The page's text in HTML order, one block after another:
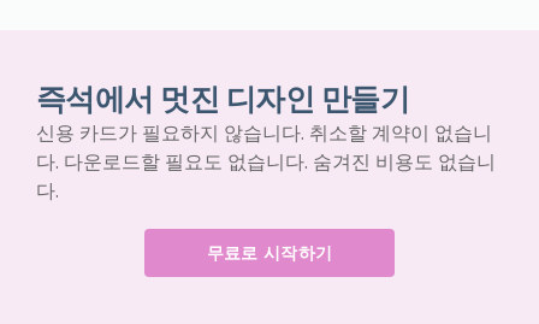
즉석에서 멋진 디자인 만들기
신용 카드가 필요하지 않습니다. 취소할 계약이 없습니
다. 다운로드할 필요도 없습니다. 숨겨진 비용도 없습니
다.
무료로 시작하기